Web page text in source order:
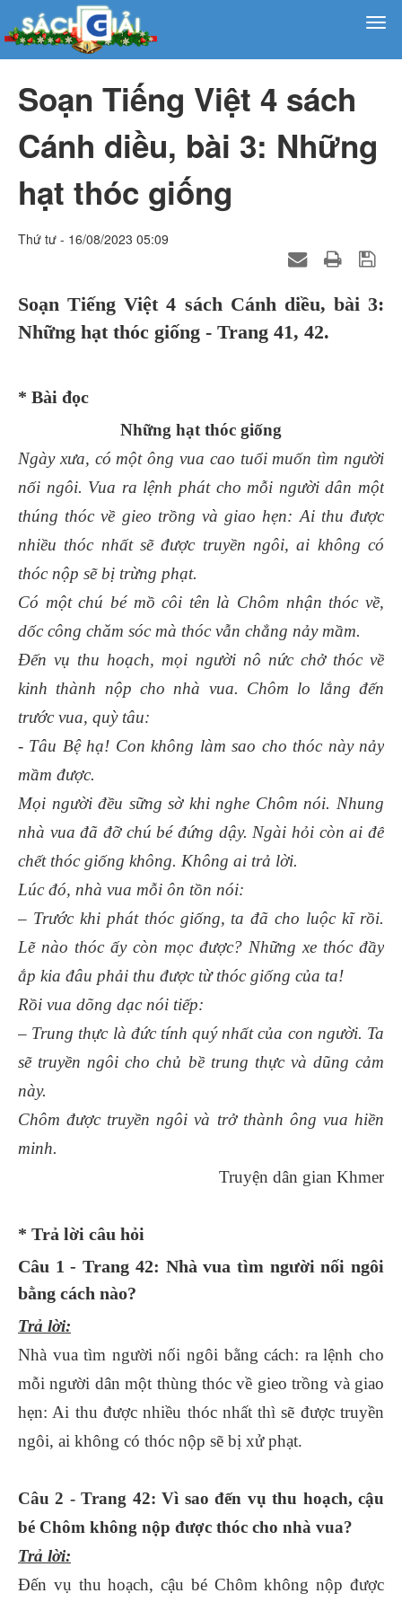
Soạn Tiếng Việt 4 sách
Cánh diều, bài 3: Những
hạt thóc giống
Thứ tư - 16/08/2023 05:09
Soạn Tiếng Việt 4 sách Cánh diều, bài 3:
Những hạt thóc giống - Trang 41, 42.
* Bài đọc
Những hạt thóc giống
Ngày xưa, có một ông vua cao tuổi muốn tìm người
nối ngôi. Vua ra lệnh phát cho mỗi người dân một
thúng thóc về gieo trồng và giao hẹn: Ai thu được
nhiều thóc nhất sẽ được truyền ngôi, ai không có
thóc nộp sẽ bị trừng phạt.
Có một chú bé mồ côi tên là Chôm nhận thóc về,
dốc công chăm sóc mà thóc vẫn chẳng nảy mầm.
Đến vụ thu hoạch, mọi người nô nức chở thóc về
kinh thành nộp cho nhà vua. Chôm lo lắng đến
trước vua, quỳ tâu:
- Tâu Bệ hạ! Con không làm sao cho thóc này nảy
mầm được.
Mọi người đều sững sờ khi nghe Chôm nói. Nhung
nhà vua đã đỡ chú bé đứng dậy. Ngài hỏi còn ai để
chết thóc giống không. Không ai trả lời.
Lúc đó, nhà vua mỗi ôn tồn nói:
– Trước khi phát thóc giống, ta đã cho luộc kĩ rồi.
Lẽ nào thóc ấy còn mọc được? Những xe thóc đầy
ắp kia đâu phải thu được từ thóc giống của ta!
Rồi vua dõng dạc nói tiếp:
– Trung thực là đức tính quý nhất của con người. Ta
sẽ truyền ngôi cho chủ bề trung thực và dũng cảm
này.
Chôm được truyền ngôi và trở thành ông vua hiền
minh.
Truyện dân gian Khmer
* Trả lời câu hỏi
Câu 1 - Trang 42: Nhà vua tìm người nối ngôi
bằng cách nào?
Trả lời:
Nhà vua tìm người nối ngôi bằng cách: ra lệnh cho
mỗi người dân một thùng thóc về gieo trồng và giao
hẹn: Ai thu được nhiều thóc nhất thì sẽ được truyền
ngôi, ai không có thóc nộp sẽ bị xử phạt.
Câu 2 - Trang 42: Vì sao đến vụ thu hoạch, cậu
bé Chôm không nộp được thóc cho nhà vua?
Trả lời:
Đến vụ thu hoạch, cậu bé Chôm không nộp được